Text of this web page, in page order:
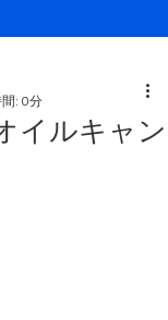
イルキャン
: 0分